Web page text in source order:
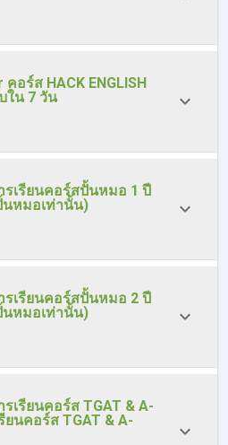
อร์ส HACK ENGLISH
ใน 7 วัน
รเรียนคอร์สปั้นหมอ 1 ปี
นหมอเท่านั้น)
รเรียนคอร์สปั้นหมอ 2 ปี
นหมอเท่านั้น)
เรียนคอร์ส TGAT & A-
ยนคอร์ส TGAT & A-